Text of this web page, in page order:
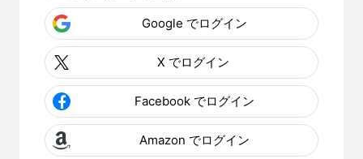
Google でログイン
X でログイン
Facebook でログイン
Amazon でログイン